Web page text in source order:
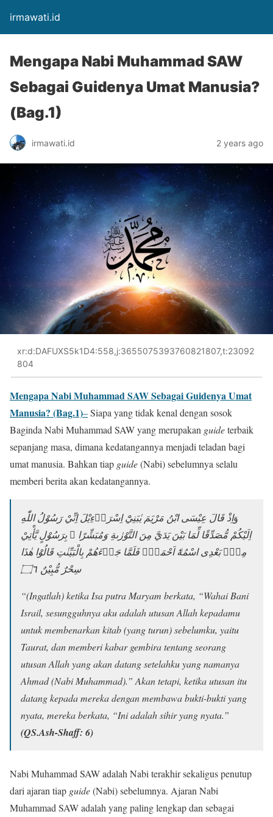
irmawati.id
Mengapa Nabi Muhammad SAW
Sebagai Guidenya Umat Manusia?
(Bag.1)
irmawati.id 2 years ago
xr:d:DAFUXS5k1D4:558,j:3655075393760821807,t:23092
804
Mengapa Nabi Muhammad SAW Sebagai Guidenya Umat
Manusia? (Bag.1)–Siapa yang tidak kenal dengan sosok
Baginda Nabi Muhammad SAW yang merupakan guideterbaik
sepanjang masa, dimana kedatangannya menjadi teladan bagi
umat manusia. Bahkan tiap guide(Nabi) sebelumnya selalu
memberi berita akan kedatangannya.
وَاِذْ قَالَ عِيْسَى ابْنُ مَرْيَمَ يٰبَنِيْٓ اِسْرَاۤءِيْلَ اِنِّيْ رَسُوْلُ اللّٰهِ
اِلَيْكُمْ مُّصَدِّقًا لِّمَا بَيْنَ يَدَيَّ مِنَ التَّوْرٰىةِ وَمُبَشِّرًا ۢ بِرَسُوْلٍ يَّأْتِيْ
مِنْۢ بَعْدِى اسْمُهٗٓ اَحْمَدُۗ فَلَمَّا جَاۤءَهُمْ بِالْبَيِّنٰتِ قَالُوْا هٰذَا
سِحْرٌ مُّبِيْنٌ ۝٦
“(Ingatlah) ketika Isa putra Maryam berkata, “Wahai Bani
Israil, sesungguhnya aku adalah utusan Allah kepadamu
untuk membenarkan kitab (yang turun) sebelumku, yaitu
Taurat, dan memberi kabar gembira tentang seorang
utusan Allah yang akan datang setelahku yang namanya
Ahmad (Nabi Muhammad).” Akan tetapi, ketika utusan itu
datang kepada mereka dengan membawa bukti-bukti yang
nyata, mereka berkata, “Ini adalah sihir yang nyata.”
(QS.Ash-Shaff: 6)
Nabi Muhammad SAW adalah Nabi terakhir sekaligus penutup
dari ajaran tiap guide(Nabi) sebelumnya. Ajaran Nabi
Muhammad SAW adalah yang paling lengkap dan sebagai